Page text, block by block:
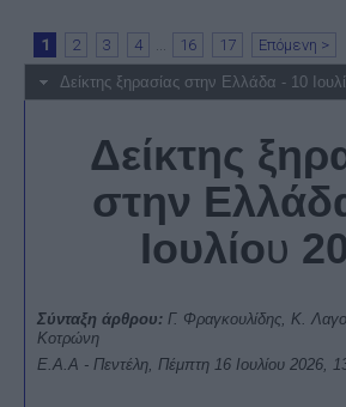
1 2 3 4 ... 16 17 Επόμενη >
Δείκτης ξηρασίας στην Ελλάδα - 10
Δείκτης
στην
Ιουλίου
Σύνταξη άρθρου: Γ. Φραγκουλίδης, Κ.
Κοτρώνη
Ε.Α.Α - Πεντέλη, Πέμπτη 16 Ιουλίου 2026,